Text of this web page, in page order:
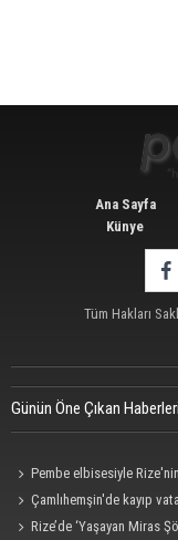
Ana Sayfa
Künye
Tüm Hakları
Günün Öne Çıkan Haberleri
Pembe elbisesiyle
Çamlıhemşin'de kayıp
Rize’de ‘Yaşayan Miras